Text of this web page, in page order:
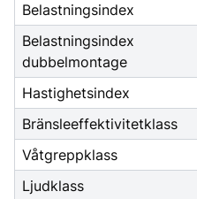
Belastningsindex
Belastningsindex
dubbelmontage
Hastighetsindex
Bränsleeffektivitetklass
Våtgreppklass
Ljudklass